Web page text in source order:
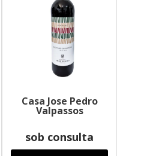
Casa Jose Pedro
Valpassos
sob consulta